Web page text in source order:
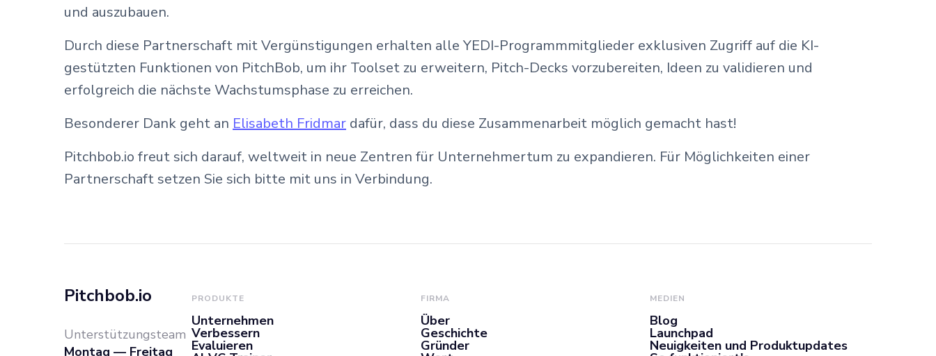
und auszubauen.
Durch diese Partnerschaft mit Vergünstigungen erhalten alle YEDI-Programmmitglieder exklusiven Zugriff auf die KI-
gestützten Funktionen von PitchBob, um ihr Toolset zu erweitern, Pitch-Decks vorzubereiten, Ideen zu validieren und
erfolgreich die nächste Wachstumsphase zu erreichen.
Besonderer Dank geht an Elisabeth Fridmar dafür, dass du diese Zusammenarbeit möglich gemacht hast!
Pitchbob.io freut sich darauf, weltweit in neue Zentren für Unternehmertum zu expandieren. Für Möglichkeiten einer
Partnerschaft setzen Sie sich bitte mit uns in Verbindung.
Pitchbob.io
Unterstützungsteam
Montag — Freitag
PRODUKTE
Unternehmen
Verbessern
Evaluieren
FIRMA
Über
Geschichte
Gründer
MEDIEN
Blog
Launchpad
Neuigkeiten und Produktupdates